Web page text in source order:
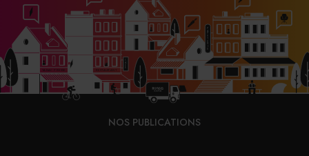
«Au Luxembourg, quand on ouvre un restaurant, c’est
plein tout de suite», explique Michelle Primc «Mais
nous avions envie d’autre chose», ajoute cette dernière.
Paris leur offre une énergie nouvelle. À l’origine
NOS PUBLICATIONS